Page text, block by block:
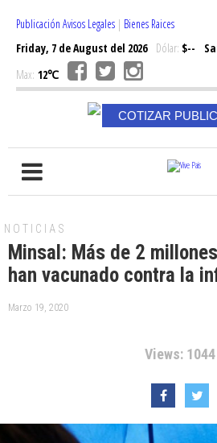
Publicación Avisos Legales | Bienes Raices
Friday, 7 de August del 2026Dólar: $--
Max: 12℃
COTIZAR
NOTICIAS
Minsal: Más de 2
han vacunado contra la
Marzo 19, 2020
Views: 1044